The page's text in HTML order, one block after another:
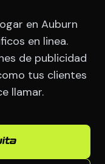
en Auburn
en linea.
de publicidad
tus clientes
llamar.